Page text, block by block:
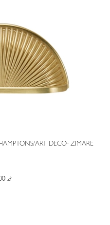
ART DECO- ZIMARE
zł